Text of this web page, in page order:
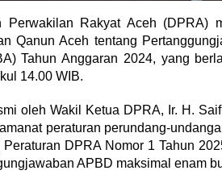
Rakyat Aceh (DPRA)
Qanun Aceh tentang
Tahun Anggaran 2024, yang
14.00 WIB.
oleh Wakil Ketua DPRA, Ir. H.
peraturan perundang-
DPRA Nomor 1 Tahun
APBD maksimal enam